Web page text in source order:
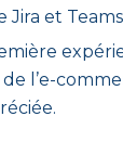
Jira et
l’e-